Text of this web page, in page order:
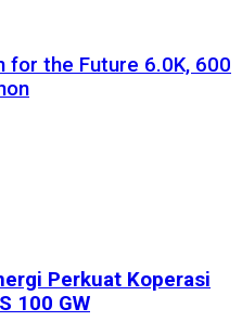
for the Future 6.0K, 600
Perkuat Koperasi
100 GW